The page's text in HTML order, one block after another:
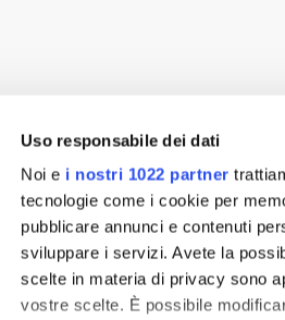
Uso responsabile dei dati
Noi e i nostri 1022 partner
tecnologie come i cookie per
pubblicare annunci e contenuti
sviluppare i servizi. Avete la
scelte in materia di privacy sono
vostre scelte. È possibile
i diritti riservati.Mediacom S.r.la Socio
sito ed aventi la natura di dispositivi
descrizioni e quant'altro) non hanno